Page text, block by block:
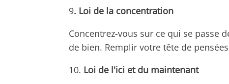
9. Loi de la concentration
Concentrez-vous sur ce qui se passe
de bien. Remplir votre tête de
10. Loi de l'ici et du maintenant